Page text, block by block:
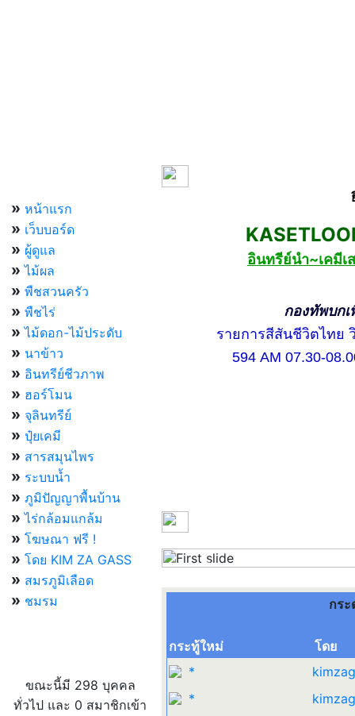
» หน้าแรก
» เว็บบอร์ด
» ผู้ดูแล
» ไม้ผล
» พืชสวนครัว
» พืชไร่
» ไม้ดอก-ไม้ประดับ
» นาข้าว
» อินทรีย์ชีวภาพ
» ฮอร์โมน
» จุลินทรีย์
» ปุ๋ยเคมี
» สารสมุนไพร
» ระบบน้ำ
» ภูมิปัญญาพื้นบ้าน
» ไร่กล้อมแกล้ม
» โฆษณา ฟรี !
» โดย KIM ZA GASS
» สมรภูมิเลือด
» ชมรม
ขณะนี้มี 298 บุคคล
ทั่วไป และ 0 สมาชิกเข้า
อินทรีย์นำ~เคมีเ
กองทัพบกเพื่อป
รายการสีสันชีวิตไทย วิ
594 AM 07.30-08.00
Previous
กร
กระทู้ใหม่
โดย
*
*